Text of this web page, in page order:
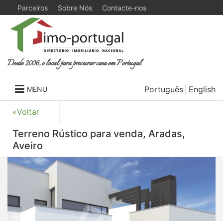
Parceiros Sobre Nós Contacte-nos
Desde 2006, o local para procurar casa em Portugal
MENU Português English
«Voltar
Terreno Rústico para venda, Aradas,
Aveiro